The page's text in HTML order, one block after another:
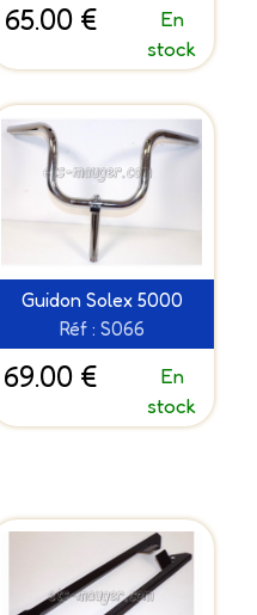
65.00 €
En
stock
Guidon Solex 5000
Réf : S066
69.00 €
En
stock